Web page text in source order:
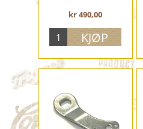
kr 490,00